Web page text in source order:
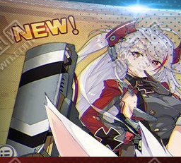
迷失的生活